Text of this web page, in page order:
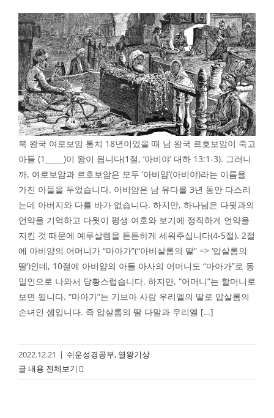
북 왕국 여로보암 통치 18년이었을 때 남 왕국 르호보암이 죽고
아들 (1_____)이 왕이 됩니다(1절, ‘아비야’ 대하 13:1-3). 그러니
까, 여로보암과 르호보암은 모두 ‘아비얌’(아비야)라는 이름을
가진 아들을 두었습니다. 아비얌은 남 유다를 3년 동안 다스리
는데 아버지와 다를 바가 없습니다. 하지만, 하나님은 다윗과의
언약을 기억하고 다윗이 평생 여호와 보기에 정직하게 언약을
지킨 것 때문에 예루살렘을 튼튼하게 세워주십니다(4-5절). 2절
에 아비얌의 어머니가 “마아가”(“아비살롬의 딸” => ‘압살롬의
딸’)인데, 10절에 아비얌의 아들 아사의 어머니도 “마아가”로 동
일인으로 나와서 당황스럽습니다. 하지만, “어머니”는 할머니로
보면 됩니다. “마아가”는 기브아 사람 우리엘의 딸로 압살롬의
손녀인 셈입니다. 즉 압살롬의 딸 다말과 우리엘 […]
2022.12.21 | 쉬운성경공부, 열왕기상
글 내용 전체보기